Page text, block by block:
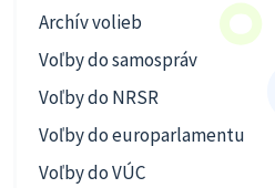
Archív volieb
Voľby do samospráv
Voľby do NRSR
Voľby do europarlamentu
Voľby do VÚC